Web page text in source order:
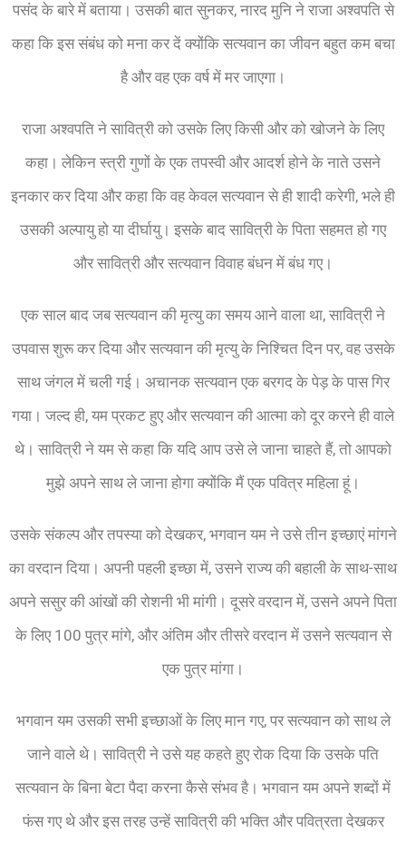
पसंद के बारे में बताया। उसकी बात सुनकर, नारद मुनि ने राजा अश्वपति से
कहा कि इस संबंध को मना कर दें क्योंकि सत्यवान का जीवन बहुत कम बचा
है और वह एक वर्ष में मर जाएगा।
राजा अश्वपति ने सावित्री को उसके लिए किसी और को खोजने के लिए
कहा। लेकिन स्त्री गुणों के एक तपस्वी और आदर्श होने के नाते उसने
इनकार कर दिया और कहा कि वह केवल सत्यवान से ही शादी करेगी, भले ही
उसकी अल्पायु हो या दीर्घायु। इसके बाद सावित्री के पिता सहमत हो गए
और सावित्री और सत्यवान विवाह बंधन में बंध गए।
एक साल बाद जब सत्यवान की मृत्यु का समय आने वाला था, सावित्री ने
उपवास शुरू कर दिया और सत्यवान की मृत्यु के निश्चित दिन पर, वह उसके
साथ जंगल में चली गई। अचानक सत्यवान एक बरगद के पेड़ के पास गिर
गया। जल्द ही, यम प्रकट हुए और सत्यवान की आत्मा को दूर करने ही वाले
थे। सावित्री ने यम से कहा कि यदि आप उसे ले जाना चाहते हैं, तो आपको
मुझे अपने साथ ले जाना होगा क्योंकि मैं एक पवित्र महिला हूं।
उसके संकल्प और तपस्या को देखकर, भगवान यम ने उसे तीन इच्छाएं मांगने
का वरदान दिया। अपनी पहली इच्छा में, उसने राज्य की बहाली के साथ-साथ
अपने ससुर की आंखों की रोशनी भी मांगी। दूसरे वरदान में, उसने अपने पिता
के लिए 100 पुत्र मांगे, और अंतिम और तीसरे वरदान में उसने सत्यवान से
एक पुत्र मांगा।
भगवान यम उसकी सभी इच्छाओं के लिए मान गए, पर सत्यवान को साथ ले
जाने वाले थे। सावित्री ने उसे यह कहते हुए रोक दिया कि उसके पति
सत्यवान के बिना बेटा पैदा करना कैसे संभव है। भगवान यम अपने शब्दों में
फंस गए थे और इस तरह उन्हें सावित्री की भक्ति और पवित्रता देखकर